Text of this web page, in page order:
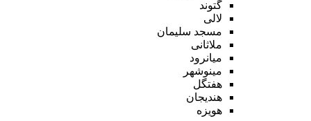
گتوند
لالی
مسجد سلیمان
ملاثانی
میانرود
مینوشهر
هفتگل
هندیجان
هویزه